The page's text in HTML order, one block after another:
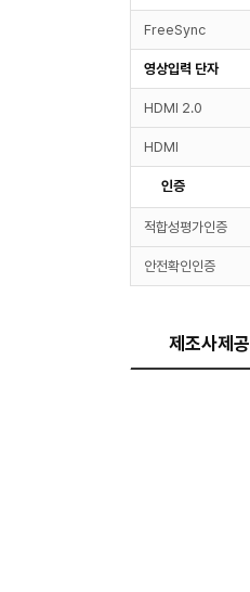
FreeSync
영상입력 단자
HDMI 2.0
HDMI
인증
적합성평가인증
안전확인인증
제조사제공